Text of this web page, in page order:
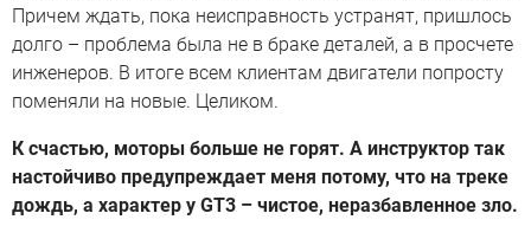
Причем ждать, пока неисправность устранят, пришлось
долго – проблема была не в браке деталей, а в просчете
инженеров. В итоге всем клиентам двигатели попросту
поменяли на новые. Целиком.
К счастью, моторы больше не горят. А инструктор так
настойчиво предупреждает меня потому, что на треке
дождь, а характер у GT3 – чистое, неразбавленное зло.